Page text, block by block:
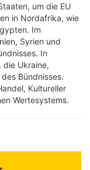
um die EU
in Nordafrika, wie
Im
Syrien und
In
die Ukraine,
Bündnisses.
Kultureller
Wertesystems.